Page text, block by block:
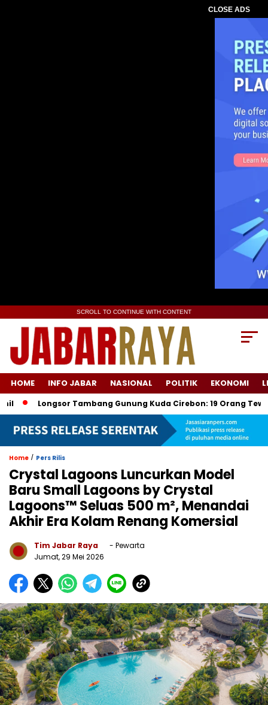
CLOSE ADS
SCROLL TO CONTINUE WITH CONTENT
HOME INFO JABAR NASIONAL POLITIK EKONOMI
Tambang Gunung Kuda Cirebon: 19 Orang Tewas, Dua
Home / Pers Rilis
Crystal Lagoons Luncurkan Model
Baru Small Lagoons by Crystal
Lagoons™ Seluas 500 m², Menandai
Akhir Era Kolam Renang Komersial
Tim Jabar Raya
- Pewarta
Jumat, 29 Mei 2026